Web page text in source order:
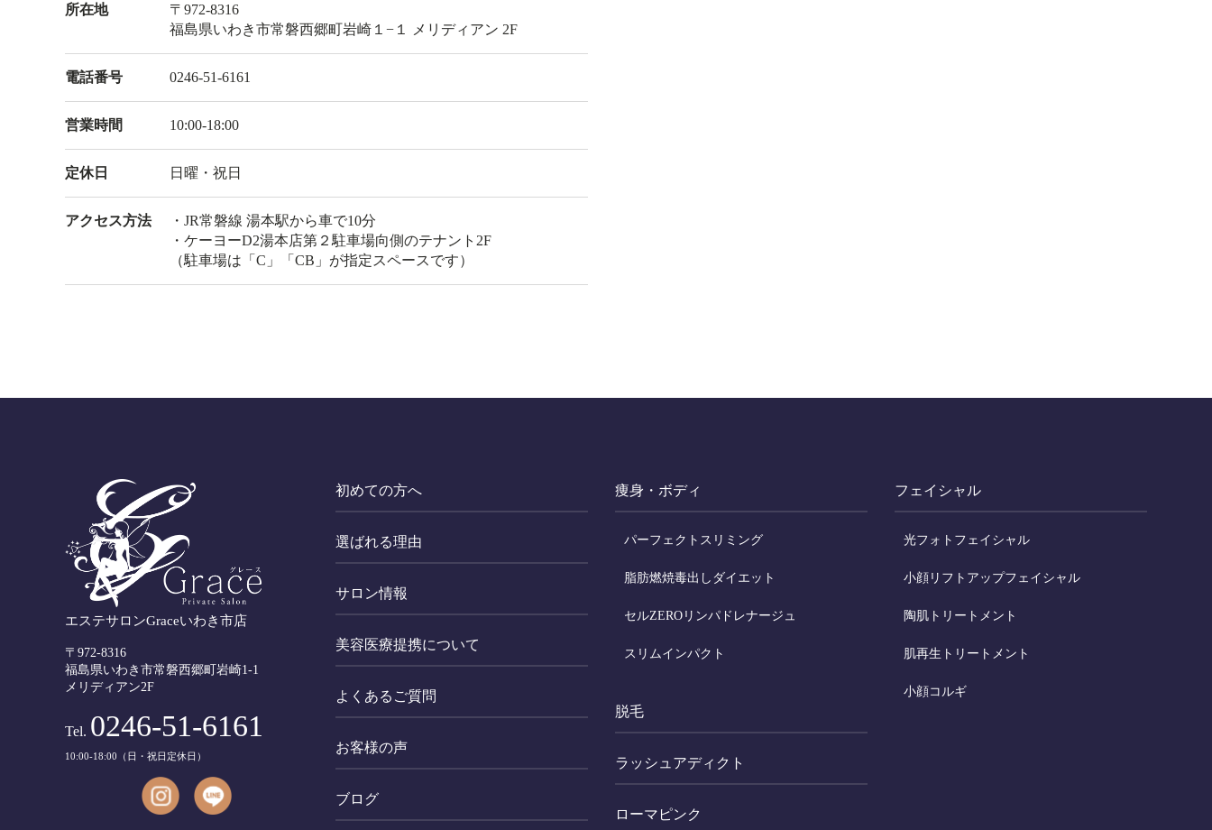
所在地
〒972-8316
福島県いわき市常磐西郷町岩崎１−１ メリディアン 2F
電話番号 0246-51-6161
営業時間 10:00-18:00
定休日 日曜・祝日
アクセス方法
・JR常磐線 湯本駅から車で10分
・ケーヨーD2湯本店第２駐車場向側のテナント2F
（駐車場は「C」「CB」が指定スペースです）
エステサロンGraceいわき市店
〒972-8316
福島県いわき市常磐西郷町岩崎1-1
メリディアン2F
Tel. 0246-51-6161
10:00-18:00（日・祝日定休日）
初めての方へ
選ばれる理由
サロン情報
美容医療提携について
よくあるご質問
お客様の声
ブログ
痩身・ボディ
パーフェクトスリミング
脂肪燃焼毒出しダイエット
セルZEROリンパドレナージュ
スリムインパクト
脱毛
ラッシュアディクト
ローマピンク
フェイシャル
光フォトフェイシャル
小顔リフトアップフェイシャル
陶肌トリートメント
肌再生トリートメント
小顔コルギ